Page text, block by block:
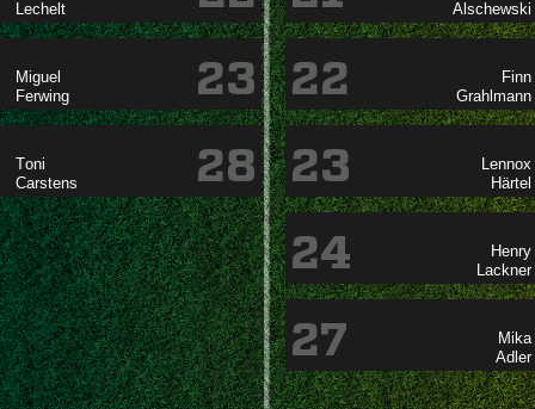



23


28



22


23


24


27